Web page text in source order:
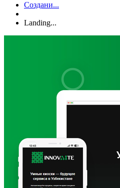
Создани...
Landing...